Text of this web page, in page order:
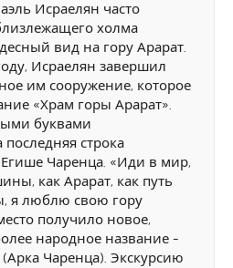
Исраелян часто
холма
вид на гору Арарат.
Исраелян завершил
им сооружение, которое
«Храм горы Арарат».
буквами
строка
Чаренца. «Иди в мир,
как Арарат, как путь
я люблю свою гору
получило новое,
народное название -
Чаренца). Экскурсию